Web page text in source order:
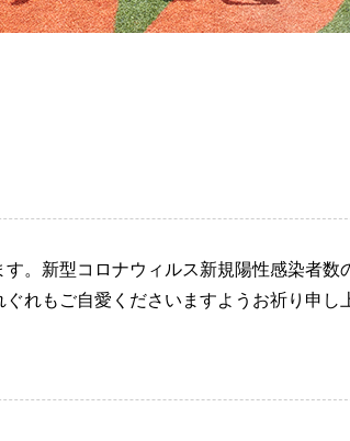
。新型コロナウィルス新規陽性感染者数
れもご自愛くださいますようお祈り申し